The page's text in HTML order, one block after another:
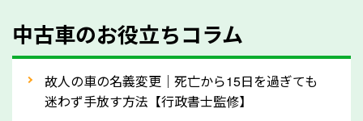
型式／グレード
走行距離（例：約〇万キロ）
車検の満了日
内装や外装の状態
中古車のお役立ちコラム
故人の車の名義変更｜死亡から15日を過ぎても
迷わず手放す方法【行政書士監修】